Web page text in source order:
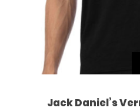
Jack Daniel’s